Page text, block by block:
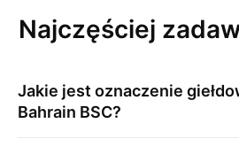
Najczęściej
Jakie jest oznaczenie
Bahrain BSC?